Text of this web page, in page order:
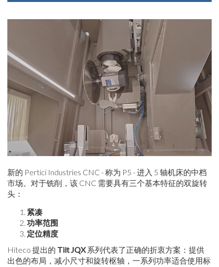
新的 Pertici Industries CNC - 称为 P5 - 进入 5 轴机床的中档
市场。对于铣削，该 CNC 需要具有三个基本特征的双旋转
头：
紧凑
功率范围
定位精度
Hiteco 提出的 Tilt JQX系列代表了正确的折衷方案：提供
出色的布局，减小尺寸和旋转枢轴，一系列功率适合使用标